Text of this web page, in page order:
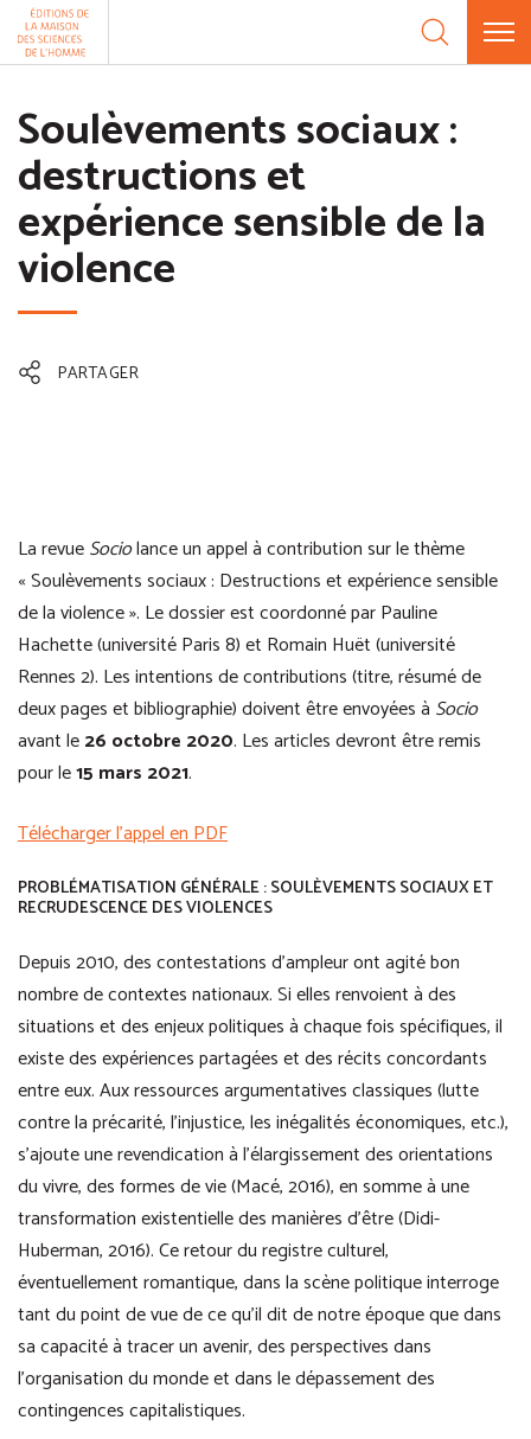
Aller au contenu
Soulèvements sociaux :
destructions et
expérience sensible de la
violence
PARTAGER
La revueSociolance un appel à contribution sur le thème
« Soulèvements sociaux : Destructions et expérience sensible
de la violence ». Le dossier est coordonné par Pauline
Hachette (université Paris 8) et Romain Huët (université
Rennes 2). Les intentions de contributions (titre, résumé de
deux pages et bibliographie) doivent être envoyées à Socio
avant le26 octobre 2020. Les articles devront être remis
pour le15 mars 2021.
Télécharger l’appel en PDF
PROBLÉMATISATION GÉNÉRALE : SOULÈVEMENTS SOCIAUX ET
RECRUDESCENCE DES VIOLENCES
Depuis 2010, des contestations d’ampleur ont agité bon
nombre de contextes nationaux. Si elles renvoient à des
situations et des enjeux politiques à chaque fois spécifiques, il
existe des expériences partagées et des récits concordants
entre eux. Aux ressources argumentatives classiques (lutte
contre la précarité, l’injustice, les inégalités économiques, etc.),
s’ajoute une revendication à l’élargissement des orientations
du vivre, des formes de vie (Macé, 2016), en somme à une
transformation existentielle des manières d’être (Didi-
Huberman, 2016). Ce retour du registre culturel,
éventuellement romantique, dans la scène politique interroge
tant du point de vue de ce qu’il dit de notre époque que dans
sa capacité à tracer un avenir, des perspectives dans
l’organisation du monde et dans le dépassement des
contingences capitalistiques.
Panneau de gestion des cookies